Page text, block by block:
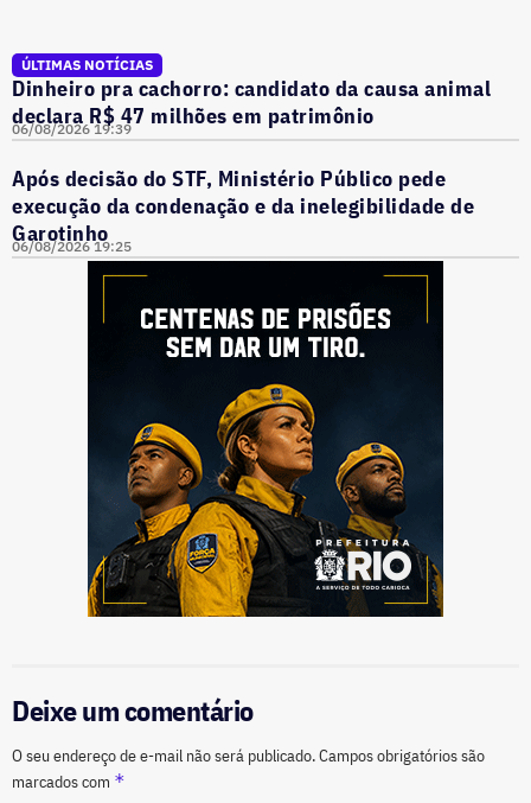
ÚLTIMAS NOTÍCIAS
Dinheiro pra cachorro: candidato da causa animal
declara R$ 47 milhões em patrimônio
06/08/2026 19:39
Após decisão do STF, Ministério Público pede
execução da condenação e da inelegibilidade de
Garotinho
06/08/2026 19:25
Deixe um comentário
O seu endereço de e-mail não será publicado.Campos obrigatórios são
marcados com *